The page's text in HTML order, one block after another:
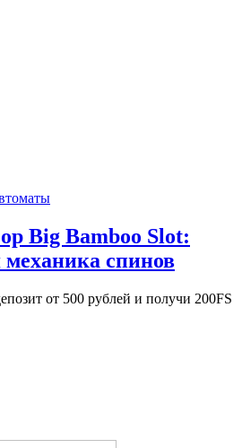
Big Bamboo Slot:
спинов
от 500 рублей и получи 200FS